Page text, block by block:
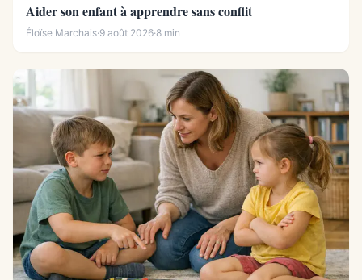
Aider son enfant à apprendre sans conflit
Éloïse Marchais·9 août 2026·8 min